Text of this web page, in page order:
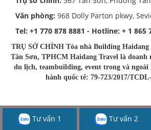
Văn phòng: 968 Dolly Parton pkwy,
Tel: +1 770 878 8881 - Hotline: + 1 865
Tư vấn 1 Tư vấn 2
TRỤ SỞ CHÍNH Tòa nhà Building Haidang
Tân Sơn, TPHCM Haidang Travel là doanh
du lịch, teambuilding, event trong và ngoài
hành quốc tế: 79-723/2017/